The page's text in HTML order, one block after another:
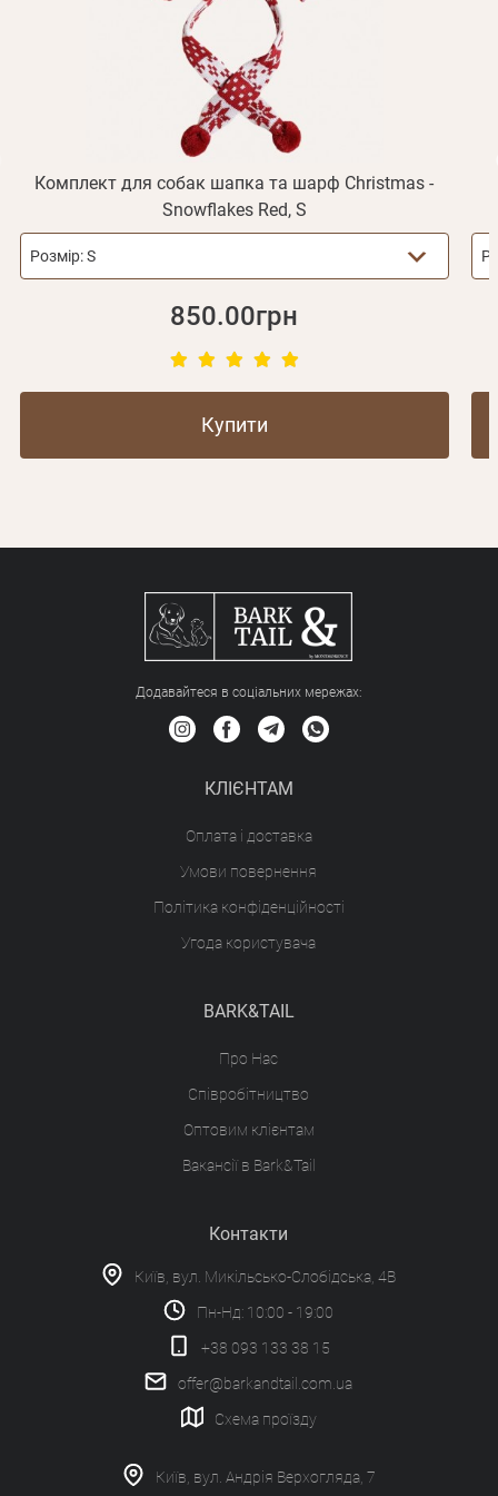
Комплект для собак шапка та шарф Christmas -
Snowflakes Red, S
Розмір:S
850.00грн
Купити
Додавайтеся в соціальних мережах:
КЛІЄНТАМ
Оплата і доставка
Умови повернення
Політика конфіденційності
Угода користувача
BARK&TAIL
Про Нас
Співробітництво
Оптовим клієнтам
Вакансії в Bark&Tail
Контакти
Київ, вул. Микільсько-Слобідська, 4В
Пн-Нд: 10:00 - 19:00
+38 093 133 38 15
offer@barkandtail.com.ua
Схема проїзду
Київ, вул. Андрія Верхогляда, 7
Відправити
Реєстрація
або з допомогою
Згадали пароль?
Не прийшов лист?
Повторити відправку